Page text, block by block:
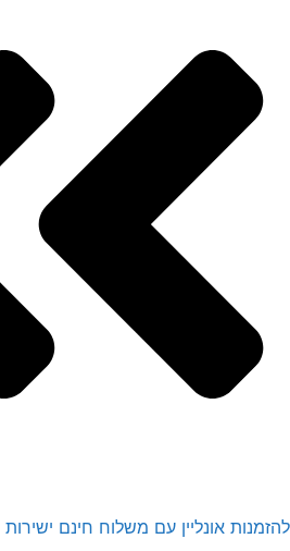
להזמנות אונליין עם משלוח חינם